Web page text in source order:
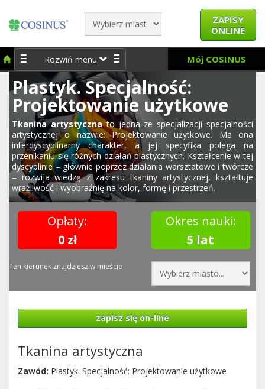
ZAPISY
ONLINE
Rozwiń menu Mój COSINUS
Plastyk. Specjalność:
Projektowanie użytkowe
Tkanina artystycznato jedna ze specjalizacji specjalności
artystycznej o nazwie: Projektowanie użytkowe. Ma ona
interdyscyplinarny charakter, a jej specyfika polega na
przenikaniu się różnych działań plastycznych. Kształcenie w tej
dyscyplinie – głównie poprzez działania warsztatowe i twórcze
– rozwija wiedzę z zakresu tkaniny artystycznej, kształtuje
wrażliwość i wyobraźnię na kolor, formę i przestrzeń.
Opłaty:
0 zł
Okres nauki:
5 lat
Ten kierunek znajdziesz w mieście
zapisz się on-line
Tkanina artystyczna
Zawód: Plastyk. Specjalność: Projektowanie użytkowe